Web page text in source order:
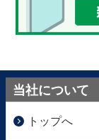
当社について
トップへ